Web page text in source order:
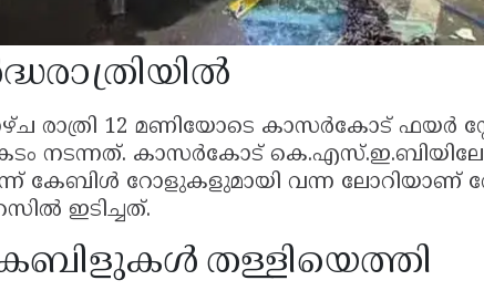
രാത്രി 12 മണിയോടെ കാസർകോട് ഫയർ
നടന്നത്. കാസർകോട്
കേബിൾ റോളുകളുമായി വന്ന ലോറിയാണ്
ഇടിച്ചത്.
തള്ളിയെത്തി